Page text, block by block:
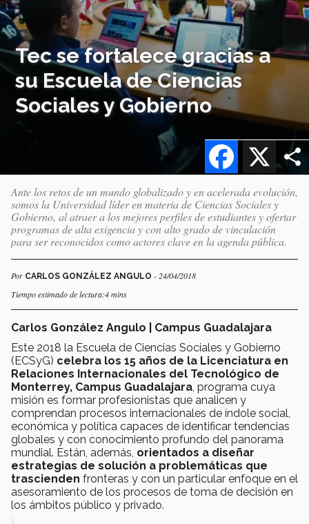
Tec se fortalece gracias a
su Escuela de Ciencias
Sociales y Gobierno
X
Facebook
Ante los retos de un mundo globalizado y en acelerada evolución,
somos la Universidad líder en materia de Ciencias Sociales y
Gobierno, al atraer a los mejores perfiles de estudiantes y ofertar
programas de alta exigencia y con alto grado de vinculación
para ser reconocidos como actores clave en la agenda pública.
Por CARLOS GONZÁLEZ ANGULO - 24/04/2018
Tiempo estimado de lectura:4 mins
Carlos González Angulo | Campus Guadalajara
Este 2018 la Escuela de Ciencias Sociales y Gobierno
(ECSyG) celebra los 15 años de la Licenciatura en
Relaciones Internacionales del Tecnológico de
Monterrey, Campus Guadalajara , programa cuya
misión es formar profesionistas que analicen y
comprendan procesos internacionales de índole social,
económica y política capaces de identificar tendencias
globales y con conocimiento profundo del panorama
mundial. Están, además, orientados a diseñar
estrategias de solución a problemáticas que
trascienden fronteras y con un particular enfoque en el
asesoramiento de los procesos de toma de decisión en
los ámbitos público y privado.